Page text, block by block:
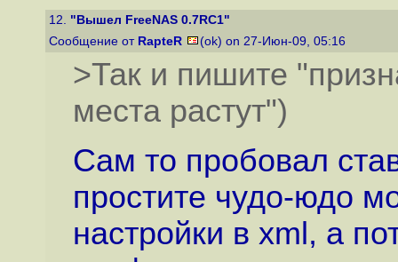
12. "Вышел FreeNAS 0.7RC1"
Сообщение от RapteR (ok) on 27-Июн-09, 05:16
>Так и пишите
места растут")
Сам то пробовал
простите чудо-юдо
настройки в xml, а